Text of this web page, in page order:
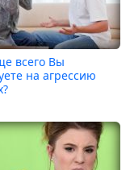
всего Вы
на агрессию